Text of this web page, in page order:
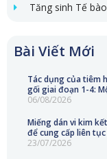
Tăng sinh Tế
Bài Viết Mới
Tác dụng của tiêm
gối giai đoạn 1-4:
06/08/2026
Miếng dán vi kim
để cung cấp liên
23/07/2026